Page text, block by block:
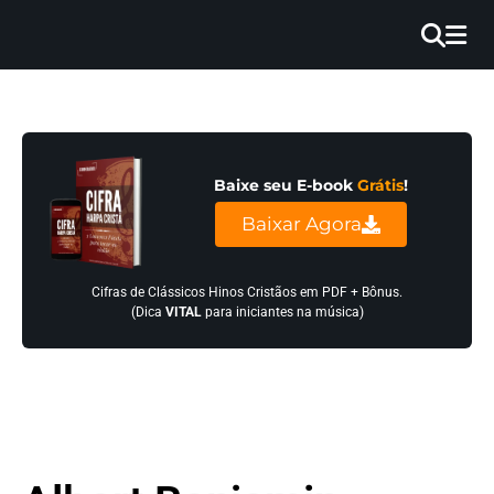
EBOOK
GRÁTIS
GUITAR
Baixe seu E-book Grátis!
Baixar Agora
Cifras de Clássicos Hinos Cristãos em PDF + Bônus.
(Dica VITALpara iniciantes na música)